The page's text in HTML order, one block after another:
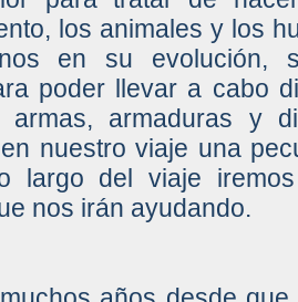
los animales y los
en su evolución,
poder llevar a cabo
armaduras y
nuestro viaje una
largo del viaje
nos irán ayudando.